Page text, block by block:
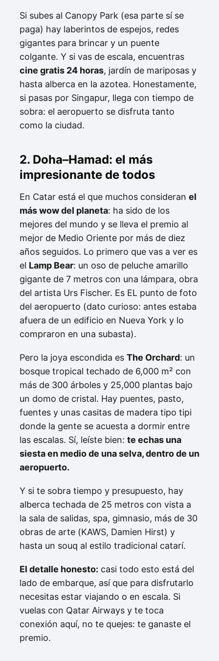
Si subes al Canopy Park (esa parte sí se
paga) hay laberintos de espejos, redes
gigantes para brincar y un puente
colgante. Y si vas de escala, encuentras
cine gratis 24 horas, jardín de mariposas y
hasta alberca en la azotea. Honestamente,
si pasas por Singapur, llega con tiempo de
sobra: el aeropuerto se disfruta tanto
como la ciudad.
2. Doha–Hamad: el más
impresionante de todos
En Catar está el que muchos consideran el
más wow del planeta: ha sido de los
mejores del mundo y se lleva el premio al
mejor de Medio Oriente por más de diez
años seguidos. Lo primero que vas a ver es
el Lamp Bear: un oso de peluche amarillo
gigante de 7 metros con una lámpara, obra
del artista Urs Fischer. Es EL punto de foto
del aeropuerto (dato curioso: antes estaba
afuera de un edificio en Nueva York y lo
compraron en una subasta).
Pero la joya escondida es The Orchard: un
bosque tropical techado de 6,000 m² con
más de 300 árboles y 25,000 plantas bajo
un domo de cristal. Hay puentes, pasto,
fuentes y unas casitas de madera tipo tipi
donde la gente se acuesta a dormir entre
las escalas. Sí, leíste bien: te echas una
siesta en medio de una selva, dentro de un
aeropuerto.
Y si te sobra tiempo y presupuesto, hay
alberca techada de 25 metros con vista a
la sala de salidas, spa, gimnasio, más de 30
obras de arte (KAWS, Damien Hirst) y
hasta un souq al estilo tradicional catarí.
El detalle honesto: casi todo esto está del
lado de embarque, así que para disfrutarlo
necesitas estar viajando o en escala. Si
vuelas con Qatar Airways y te toca
conexión aquí, no te quejes: te ganaste el
premio.